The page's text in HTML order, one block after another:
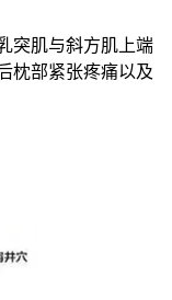
突肌与斜方肌上端
枕部紧张疼痛以及